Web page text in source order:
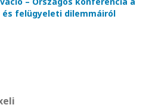
és felügyeleti dilemmáiról